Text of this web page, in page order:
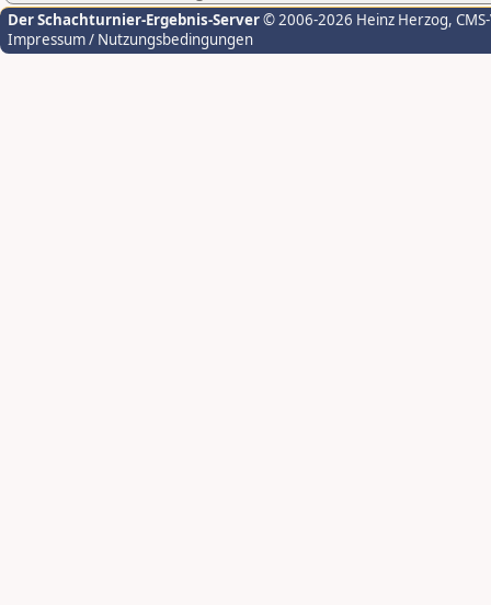
Der Schachturnier-Ergebnis-Server© 2006-2026 Heinz Herzog,
Impressum / Nutzungsbedingungen